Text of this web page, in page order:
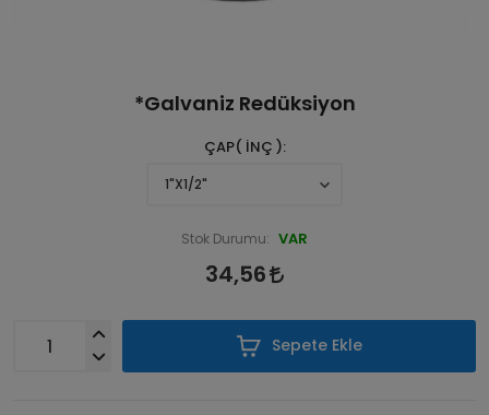
*Galvaniz Redüksiyon
ÇAP( İNÇ )
Stok Durumu: VAR
34,56
Sepete Ekle